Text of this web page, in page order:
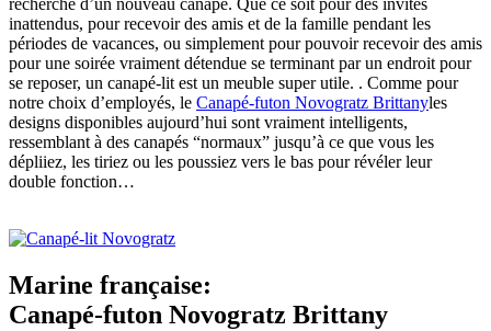
recherche d’un nouveau canapé. Que ce soit pour des invités
inattendus, pour recevoir des amis et de la famille pendant les
périodes de vacances, ou simplement pour pouvoir recevoir des amis
pour une soirée vraiment détendue se terminant par un endroit pour
se reposer, un canapé-lit est un meuble super utile. . Comme pour
notre choix d’employés, le Canapé-futon Novogratz Brittanyles
designs disponibles aujourd’hui sont vraiment intelligents,
ressemblant à des canapés “normaux” jusqu’à ce que vous les
dépliiez, les tiriez ou les poussiez vers le bas pour révéler leur
double fonction…
Marine française:
Canapé-futon Novogratz Brittany